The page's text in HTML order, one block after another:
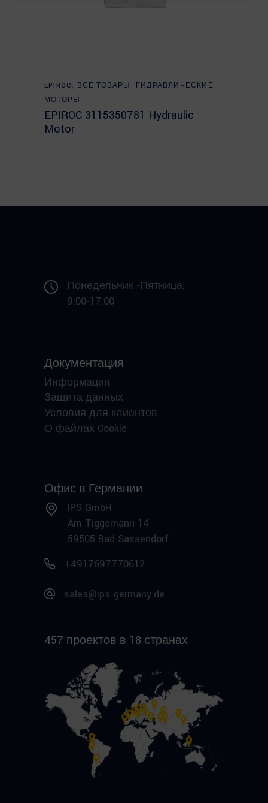
Read more
EPIROC , ВСЕ ТОВАРЫ , ГИДРАВЛИЧЕСКИЕ
МОТОРЫ
EPIROC 3115350781 Hydraulic
Motor
Понедельник -Пятница:
9:00-17:00
Документация
Информация
Защита данных
Условия для клиентов
О файлах Cookie
Офис в Германии
IPS GmbH
Am Tiggemann 14
59505 Bad Sassendorf
+4917697770612
sales@ips-germany.de
457 проектов в 18 странах